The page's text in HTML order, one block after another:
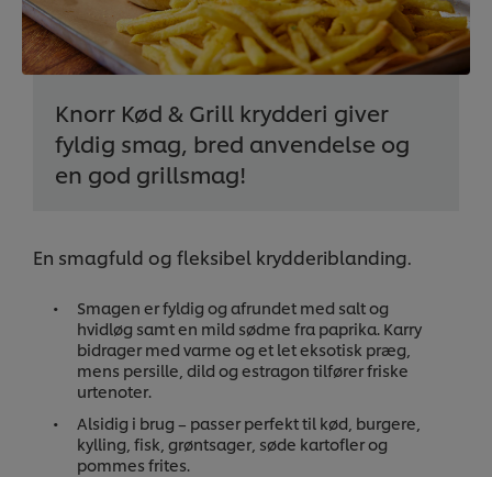
Knorr Kød & Grill krydderi giver
fyldig smag, bred anvendelse og
en god grillsmag!
En smagfuld og fleksibel krydderiblanding.
Smagen er fyldig og afrundet med salt og
hvidløg samt en mild sødme fra paprika. Karry
bidrager med varme og et let eksotisk præg,
mens persille, dild og estragon tilfører friske
urtenoter.
Alsidig i brug – passer perfekt til kød, burgere,
kylling, fisk, grøntsager, søde kartofler og
pommes frites.